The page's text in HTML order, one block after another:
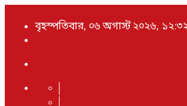
বৃহস্পতিবার, ০৬ অগাস্ট ২০২৬, ১২:৩২